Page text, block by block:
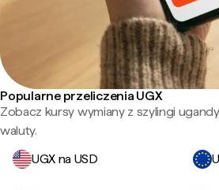
Popularne przeliczenia UGX
Zobacz kursy wymiany z szylingi
waluty.
UGX na USD